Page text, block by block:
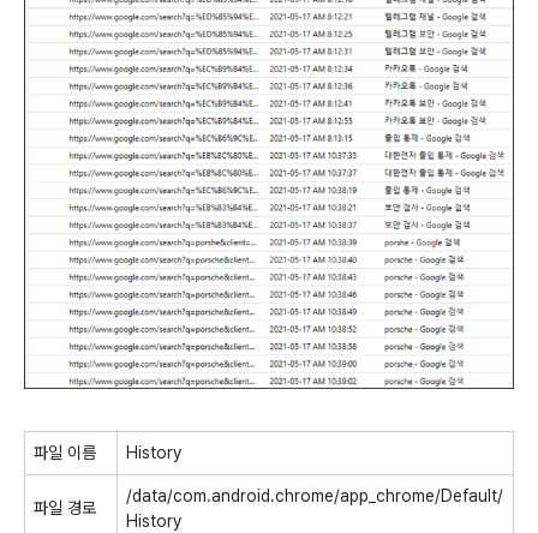
파일 이름 History
파일 경로
/data/com.android.chrome/app_chrome/Default/
History